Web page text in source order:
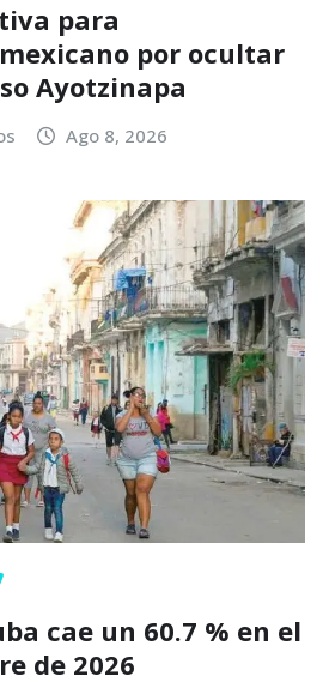
para
por ocultar
Ayotzinapa
Ago 8, 2026
cae un 60.7 % en el
de 2026